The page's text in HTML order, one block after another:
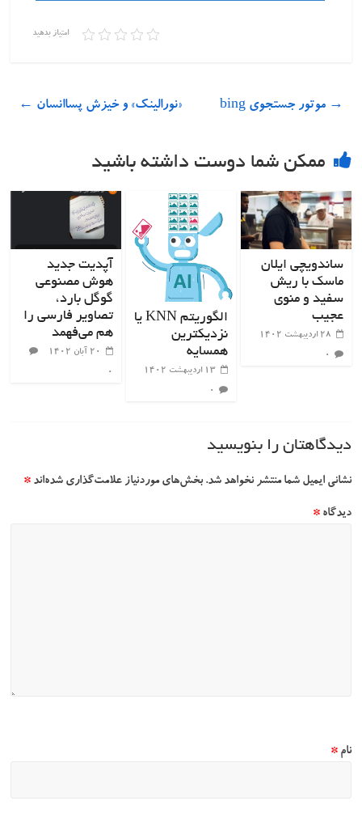
امتیاز بدهید
→ موتور جستجوی bing «نورالینک» و خیزش پساانسان ←
ممکن شما دوست داشته باشید
ساندویچی ایلان
ماسک با ریش
سفید و منوی
عجیب
۲۸ اردیبهشت ۱۴۰۲
۰
الگوریتم KNN یا
نزدیکترین
همسایه
۱۳ اردیبهشت ۱۴۰۲
۰
آپدیت جدید
هوش مصنوعی
گوگل بارد،
تصاویر فارسی را
هم می‌فهمد
۲۰ آبان ۱۴۰۲
۰
دیدگاهتان را بنویسید
نشانی ایمیل شما منتشر نخواهد شد. بخش‌های موردنیاز علامت‌گذاری شده‌اند*
دیدگاه*
نام*